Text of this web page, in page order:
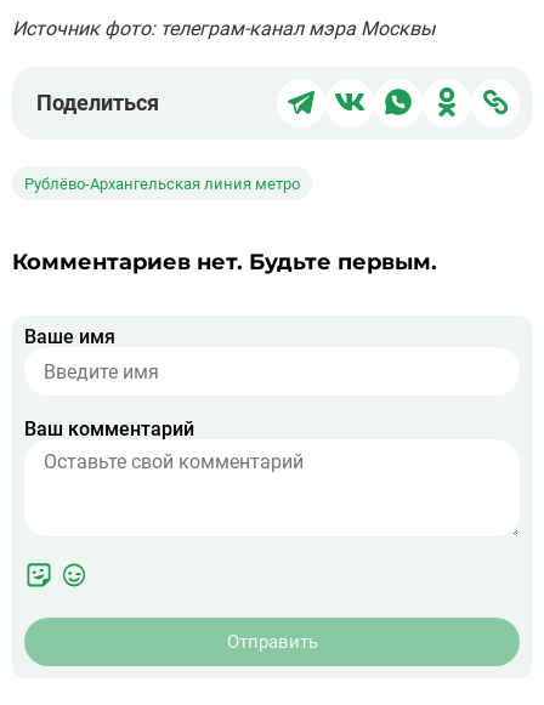
Источник фото: телеграм-канал мэра Москвы
Поделиться
Поделиться
Поделиться
в
Поделиться
Рублёво-Архангельская линия метро
Комментариев нет. Будьте первым.
Ваше имя
Ваш комментарий
Отправить